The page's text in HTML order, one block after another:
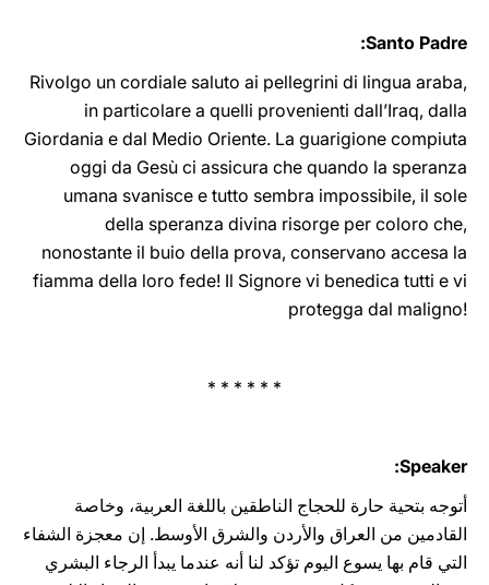
Santo Padre:
Rivolgo un cordiale saluto ai pellegrini di lingua araba,
in particolare a quelli provenienti dall’Iraq, dalla
Giordania e dal Medio Oriente. La guarigione compiuta
oggi da Gesù ci assicura che quando la speranza
umana svanisce e tutto sembra impossibile, il sole
della speranza divina risorge per coloro che,
nonostante il buio della prova, conservano accesa la
fiamma della loro fede! Il Signore vi benedica tutti e vi
protegga dal ‎maligno!‎
* * * * * *
Speaker:
أتوجه بتحية حارة للحجاج الناطقين باللغة العربية، وخاصة
القادمين من العراق والأردن والشرق ‏الأوسط. إن معجزة الشفاء
التي قام بها يسوع اليوم تؤكد لنا أنه عندما يبدأ الرجاء البشري